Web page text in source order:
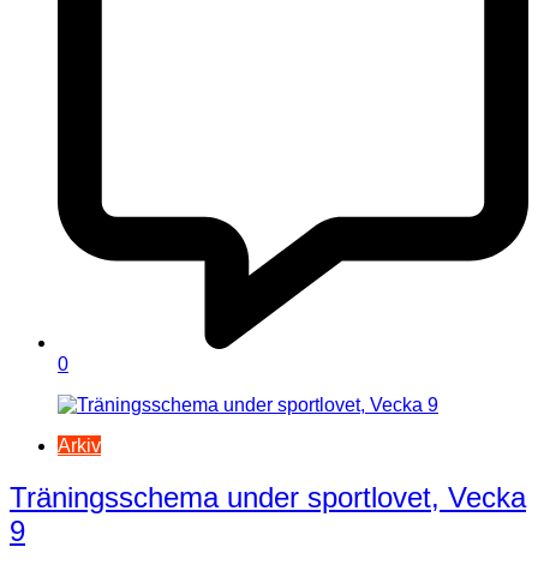
0
Arkiv
Träningsschema under sportlovet, Vecka
9